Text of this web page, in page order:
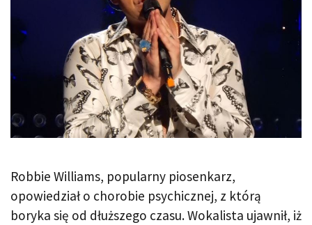
Robbie Williams, popularny piosenkarz,
opowiedział o chorobie psychicznej, z którą
boryka się od dłuższego czasu. Wokalista ujawnił, iż